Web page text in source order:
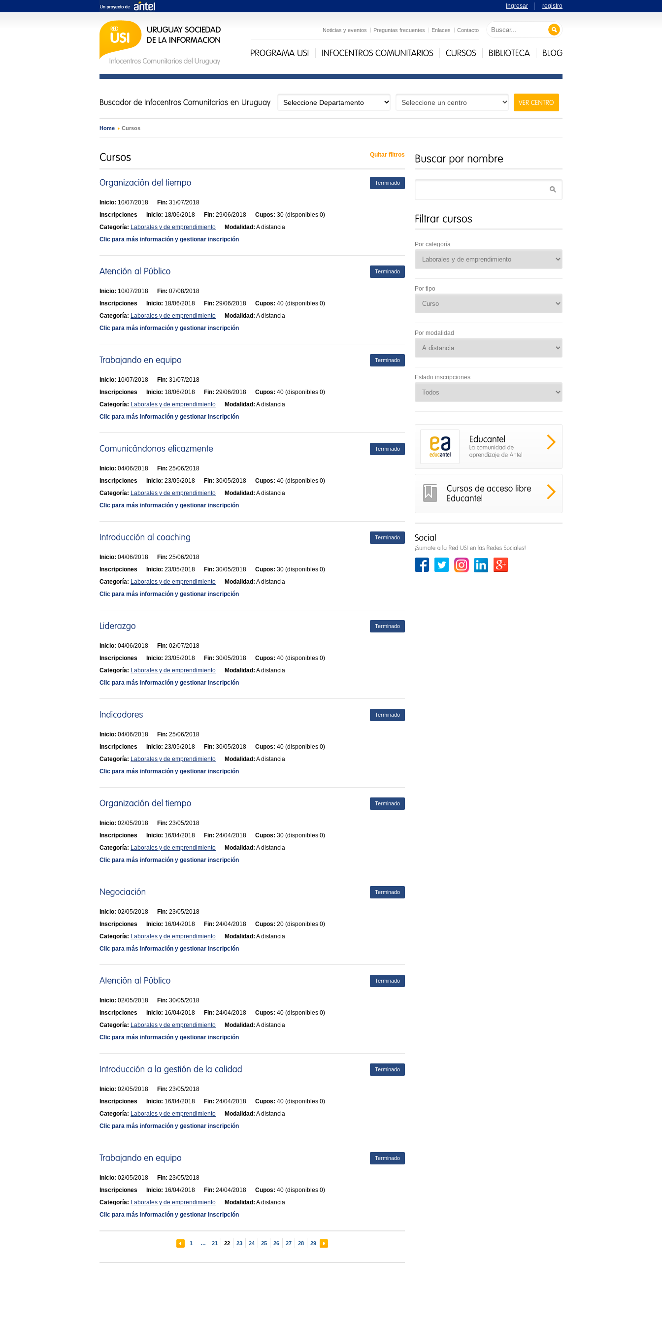
Ingresar registro
Noticias y eventos Preguntas frecuentes Enlaces Contacto
Home › Cursos
Quitar filtros
Terminado
Inicio: 10/07/2018 Fin: 31/07/2018
Inscripciones
Inicio: 18/06/2018 Fin: 29/06/2018 Cupos: 30 (disponibles 0)
Categoría: Laborales y de emprendimiento Modalidad: A distancia
Clic para más información y gestionar inscripción
Terminado
Inicio: 10/07/2018 Fin: 07/08/2018
Inscripciones
Inicio: 18/06/2018 Fin: 29/06/2018 Cupos: 40 (disponibles 0)
Categoría: Laborales y de emprendimiento Modalidad: A distancia
Clic para más información y gestionar inscripción
Terminado
Inicio: 10/07/2018 Fin: 31/07/2018
Inscripciones
Inicio: 18/06/2018 Fin: 29/06/2018 Cupos: 40 (disponibles 0)
Categoría: Laborales y de emprendimiento Modalidad: A distancia
Clic para más información y gestionar inscripción
Terminado
Inicio: 04/06/2018 Fin: 25/06/2018
Inscripciones
Inicio: 23/05/2018 Fin: 30/05/2018 Cupos: 40 (disponibles 0)
Categoría: Laborales y de emprendimiento Modalidad: A distancia
Clic para más información y gestionar inscripción
Terminado
Inicio: 04/06/2018 Fin: 25/06/2018
Inscripciones
Inicio: 23/05/2018 Fin: 30/05/2018 Cupos: 30 (disponibles 0)
Categoría: Laborales y de emprendimiento Modalidad: A distancia
Clic para más información y gestionar inscripción
Terminado
Inicio: 04/06/2018 Fin: 02/07/2018
Inscripciones
Inicio: 23/05/2018 Fin: 30/05/2018 Cupos: 40 (disponibles 0)
Categoría: Laborales y de emprendimiento Modalidad: A distancia
Clic para más información y gestionar inscripción
Terminado
Inicio: 04/06/2018 Fin: 25/06/2018
Inscripciones
Inicio: 23/05/2018 Fin: 30/05/2018 Cupos: 40 (disponibles 0)
Categoría: Laborales y de emprendimiento Modalidad: A distancia
Clic para más información y gestionar inscripción
Terminado
Inicio: 02/05/2018 Fin: 23/05/2018
Inscripciones
Inicio: 16/04/2018 Fin: 24/04/2018 Cupos: 30 (disponibles 0)
Categoría: Laborales y de emprendimiento Modalidad: A distancia
Clic para más información y gestionar inscripción
Terminado
Inicio: 02/05/2018 Fin: 23/05/2018
Inscripciones
Inicio: 16/04/2018 Fin: 24/04/2018 Cupos: 20 (disponibles 0)
Categoría: Laborales y de emprendimiento Modalidad: A distancia
Clic para más información y gestionar inscripción
Terminado
Inicio: 02/05/2018 Fin: 30/05/2018
Inscripciones
Inicio: 16/04/2018 Fin: 24/04/2018 Cupos: 40 (disponibles 0)
Categoría: Laborales y de emprendimiento Modalidad: A distancia
Clic para más información y gestionar inscripción
Terminado
Inicio: 02/05/2018 Fin: 23/05/2018
Inscripciones
Inicio: 16/04/2018 Fin: 24/04/2018 Cupos: 40 (disponibles 0)
Categoría: Laborales y de emprendimiento Modalidad: A distancia
Clic para más información y gestionar inscripción
Terminado
Inicio: 02/05/2018 Fin: 23/05/2018
Inscripciones
Inicio: 16/04/2018 Fin: 24/04/2018 Cupos: 40 (disponibles 0)
Categoría: Laborales y de emprendimiento Modalidad: A distancia
Clic para más información y gestionar inscripción
1 … 21 22 23 24 25 26 27 28 29
Por categoría
Por tipo
Por modalidad
Estado inscripciones